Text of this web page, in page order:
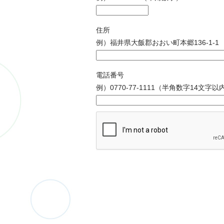
住所
例）福井県大飯郡おおい町本郷136-1-1
電話番号
例）0770-77-1111（半角数字14文字以